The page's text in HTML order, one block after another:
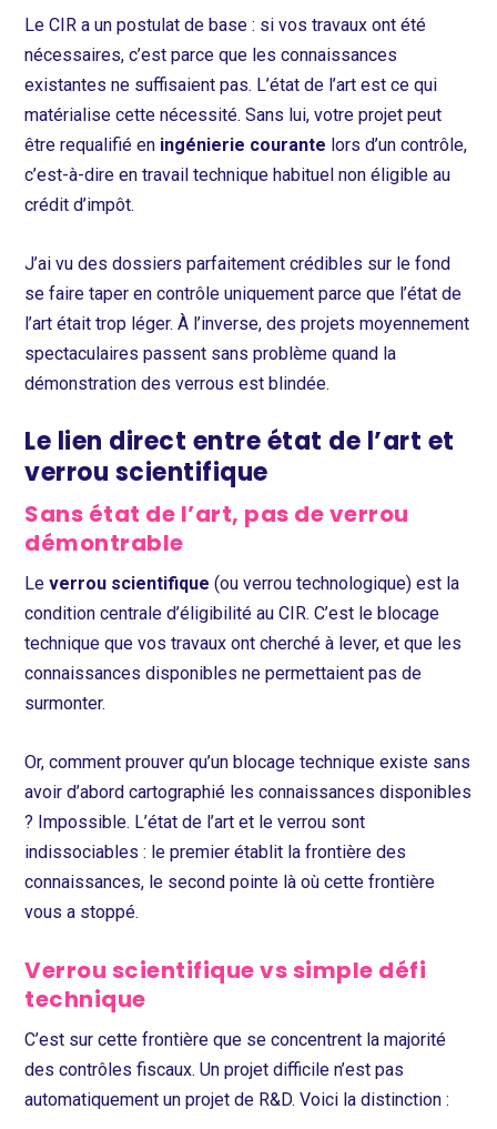
Le CIR a un postulat de base : si vos travaux ont été
nécessaires, c’est parce que les connaissances
existantes ne suffisaient pas. L’état de l’art est ce qui
matérialise cette nécessité. Sans lui, votre projet peut
être requalifié en ingénierie courante lors d’un contrôle,
c’est-à-dire en travail technique habituel non éligible au
crédit d’impôt.
J’ai vu des dossiers parfaitement crédibles sur le fond
se faire taper en contrôle uniquement parce que l’état de
l’art était trop léger. À l’inverse, des projets moyennement
spectaculaires passent sans problème quand la
démonstration des verrous est blindée.
Le lien direct entre état de l’art et
verrou scientifique
Sans état de l’art, pas de verrou
démontrable
Leverrou scientifique (ou verrou technologique) est la
condition centrale d’éligibilité au CIR. C’est le blocage
technique que vos travaux ont cherché à lever, et que les
connaissances disponibles ne permettaient pas de
surmonter.
Or, comment prouver qu’un blocage technique existe sans
avoir d’abord cartographié les connaissances disponibles
? Impossible. L’état de l’art et le verrou sont
indissociables : le premier établit la frontière des
connaissances, le second pointe là où cette frontière
vous a stoppé.
Verrou scientifique vs simple défi
technique
C’est sur cette frontière que se concentrent la majorité
des contrôles fiscaux. Un projet difficile n’est pas
automatiquement un projet de R&D. Voici la distinction :